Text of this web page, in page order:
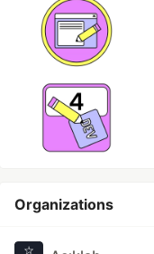
Organizations